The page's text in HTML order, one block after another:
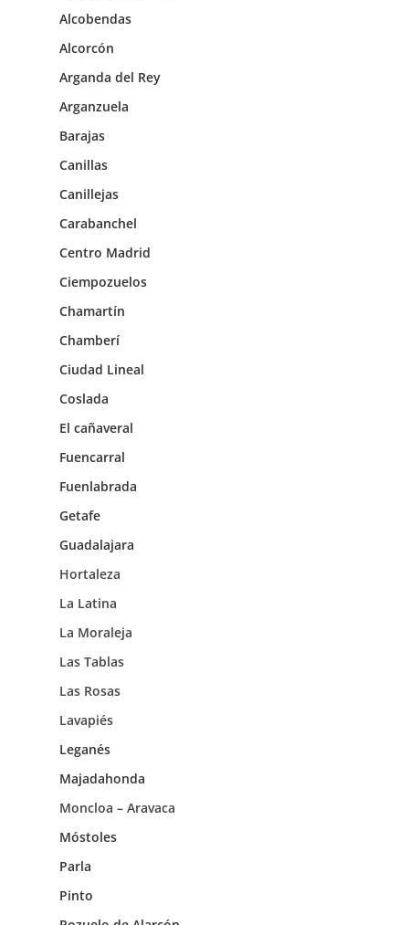
Alcobendas
Alcorcón
Arganda del Rey
Arganzuela
Barajas
Canillas
Canillejas
Carabanchel
Centro Madrid
Ciempozuelos
Chamartín
Chamberí
Ciudad Lineal
Coslada
El cañaveral
Fuencarral
Fuenlabrada
Getafe
Guadalajara
Hortaleza
La Latina
La Moraleja
Las Tablas
Las Rosas
Lavapiés
Leganés
Majadahonda
Moncloa – Aravaca
Móstoles
Parla
Pinto